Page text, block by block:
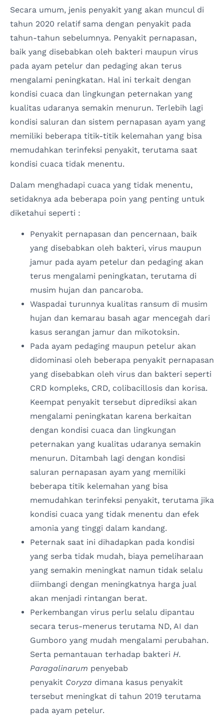
Secara umum, jenis penyakit yang akan muncul di
tahun 2020 relatif sama dengan penyakit pada
tahun-tahun sebelumnya. Penyakit pernapasan,
baik yang disebabkan oleh bakteri maupun virus
pada ayam petelur dan pedaging akan terus
mengalami peningkatan. Hal ini terkait dengan
kondisi cuaca dan lingkungan peternakan yang
kualitas udaranya semakin menurun. Terlebih lagi
kondisi saluran dan sistem pernapasan ayam yang
memiliki beberapa titik-titik kelemahan yang bisa
memudahkan terinfeksi penyakit, terutama saat
kondisi cuaca tidak menentu.
Dalam menghadapi cuaca yang tidak menentu,
setidaknya ada beberapa poin yang penting untuk
diketahui seperti :
Penyakit pernapasan dan pencernaan, baik
yang disebabkan oleh bakteri, virus maupun
jamur pada ayam petelur dan pedaging akan
terus mengalami peningkatan, terutama di
musim hujan dan pancaroba.
Waspadai turunnya kualitas ransum di musim
hujan dan kemarau basah agar mencegah dari
kasus serangan jamur dan mikotoksin.
Pada ayam pedaging maupun petelur akan
didominasi oleh beberapa penyakit pernapasan
yang disebabkan oleh virus dan bakteri seperti
CRD kompleks, CRD, colibacillosis dan korisa.
Keempat penyakit tersebut diprediksi akan
mengalami peningkatan karena berkaitan
dengan kondisi cuaca dan lingkungan
peternakan yang kualitas udaranya semakin
menurun. Ditambah lagi dengan kondisi
saluran pernapasan ayam yang memiliki
beberapa titik kelemahan yang bisa
memudahkan terinfeksi penyakit, terutama jika
kondisi cuaca yang tidak menentu dan efek
amonia yang tinggi dalam kandang.
Peternak saat ini dihadapkan pada kondisi
yang serba tidak mudah, biaya pemeliharaan
yang semakin meningkat namun tidak selalu
diimbangi dengan meningkatnya harga jual
akan menjadi rintangan berat.
Perkembangan virus perlu selalu dipantau
secara terus-menerus terutama ND, AI dan
Gumboro yang mudah mengalami perubahan.
Serta pemantauan terhadap bakteri H.
Paragalinarum penyebab
penyakit Coryza dimana kasus penyakit
tersebut meningkat di tahun 2019 terutama
pada ayam petelur.